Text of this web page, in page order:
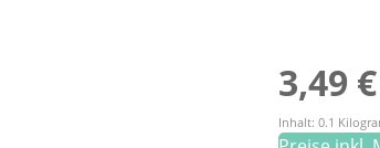
Regulärer
3,49 €
Inhalt: 0.1